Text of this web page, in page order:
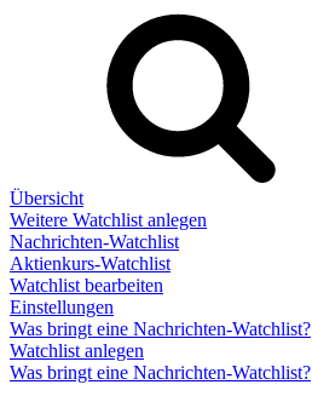
Übersicht
Weitere Watchlist anlegen
Nachrichten-Watchlist
Aktienkurs-Watchlist
Watchlist bearbeiten
Einstellungen
Was bringt eine Nachrichten-Watchlist?
Watchlist anlegen
Was bringt eine Nachrichten-Watchlist?